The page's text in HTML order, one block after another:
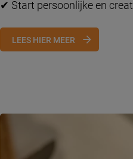
✔ Start persoonlijke en
LEES HIER MEER